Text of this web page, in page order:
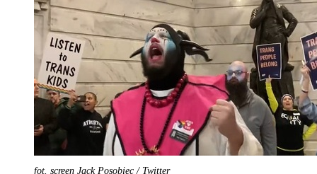
fot. screen Jack Posobiec / Twitter